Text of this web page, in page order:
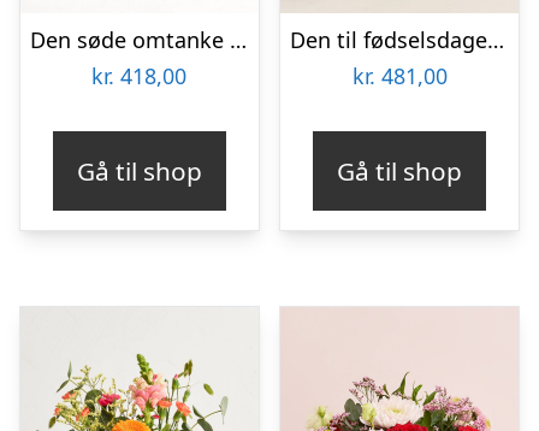
Den søde omtanke med marcipanhjerter
kr. 418,00
Gå til shop
Den til fødselsdagen med Les Amourettes, Sauvignon Blanc
kr. 481,00
Gå til shop